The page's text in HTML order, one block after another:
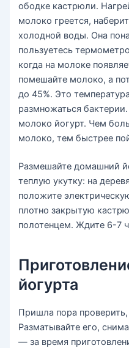
ободке кастрюли.
молоко греется,
холодной воды. Она
пользуетесь
когда на молоке
помешайте молоко, а
до 45%. Это
размножаться
молоко йогурт. Чем
молоко, тем быстрее
Размешайте домашний
теплую укутку: на
положите
плотно закрытую
полотенцем. Ждите 6-7
йогурта
Пришла пора
Разматывайте его,
— за время